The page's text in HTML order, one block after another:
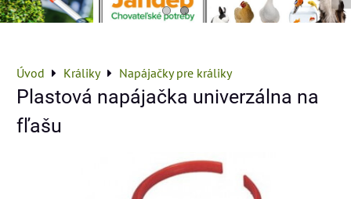
Úvod Králiky Napájačky pre králiky
Plastová napájačka univerzálna na
fľašu